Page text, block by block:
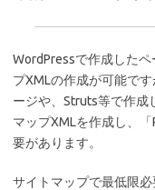
WordPressで作成した
プXMLの作成が可能で
ージや、Struts等で作成
マップXMLを作成し、
要があります。
サイトマップで最低限必